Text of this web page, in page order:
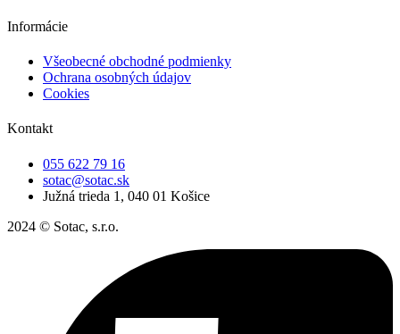
Informácie
Všeobecné obchodné podmienky
Ochrana osobných údajov
Cookies
Kontakt
055 622 79 16
sotac@sotac.sk
Južná trieda 1, 040 01 Košice
2024 © Sotac, s.r.o.